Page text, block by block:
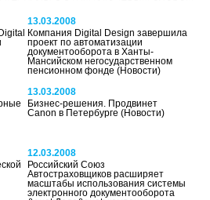
13.03.2008
Компания Digital Design завершила
проект по автоматизации
документооборота в Ханты-
Мансийском негосударственном
пенсионном фонде(Новости)
13.03.2008
Бизнес-решения. Продвинет
Canon в Петербурге(Новости)
12.03.2008
Российский Союз
Автостраховщиков расширяет
масштабы использования системы
электронного документооборота